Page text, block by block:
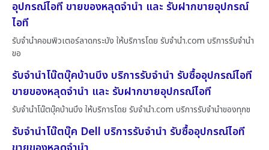
อุปกรณ์ไอที ขายของหลุดจำนำ และ รับฝากขายอุปกรณ์
ไอที
รับจำนำคอมพิวเตอร์ลาดกระบัง ให้บริการโดย รับจํานํา.com บริการรับจำนำ
ขอ
รับจำนำโน๊ตบุ๊คบ้านบึง บริการรับจำนำ รับซื้ออุปกรณ์ไอที
ขายของหลุดจำนำ และ รับฝากขายอุปกรณ์ไอที
รับจำนำโน๊ตบุ๊คบ้านบึง ให้บริการโดย รับจํานํา.com บริการรับจำนำของทุกช
รับจำนำโน๊ตบุ๊ค Dell บริการรับจำนำ รับซื้ออุปกรณ์ไอที